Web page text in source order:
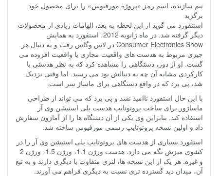
تیم سازنده، اسم رمز «پروژه مورفیوس» را برای محصول خود
برگزید
استنفورد می گوید از این لحظه به بعد، الهامات زیادی از محصولات
دیگر گرفته شد. در ماه ژانویه 2012، استفورد به همایش
Consumer Electronics Show در لاس وگاس رفت و به دنبال هر
چیزی مربوط به هدست های واقعیت مجازی یا واقعیت افزوده می
گشت. او از دور، دستگاهی را مشاهده کرد که به نظر هدستی با
کارکردی مشابه آن چه به دنبالش بود می رسید. اما وقتی نزدیک
شد، پی برد که در واقع دستگاهی برای ماساژ سر است.
با این حال استفورد ناامید نشد و پی برد که می تواند از طراحی
ماساژور برای ساخت پروتوتایپ هدست پلی استیشن وی آر
استفاده کند. بنابراین وی یکی از آن دستگاه ها را از آمازون سفارش
داد و اولین نسخه پروتوتایپ رسمی مورفیوس ساخته شد.
استفورد بسیاری از هدست های پروتوتایپ پلی استیشن وی آر را در
کشوی میزش نگه می دارد. هدست ورژن 1.1، ورژن 1.5، ورژن 2
و غیره. هر یک از این نسخه ها، لنزی متفاوت با دیگری دارند و به تبع
آن، میدان دید گسترده تری نسبت به دیگری فراهم می آورند.